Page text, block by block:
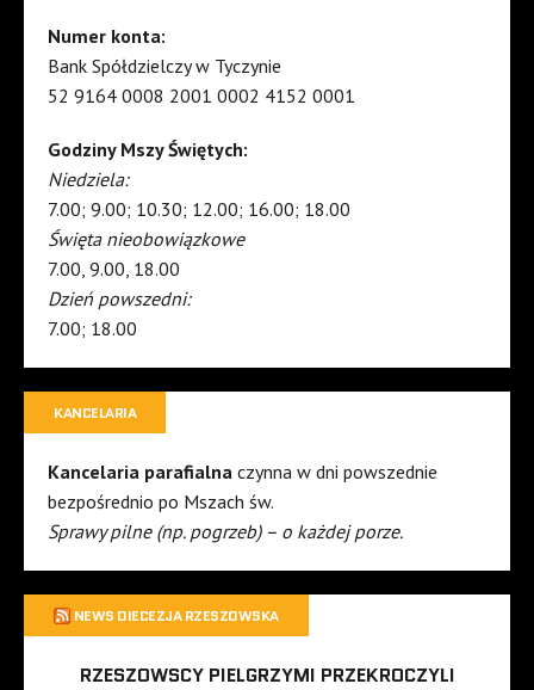
Numer konta:
Bank Spółdzielczy w Tyczynie
52 9164 0008 2001 0002 4152 0001
Godziny Mszy Świętych:
Niedziela:
7.00; 9.00; 10.30; 12.00; 16.00; 18.00
Święta nieobowiązkowe
7.00, 9.00, 18.00
Dzień powszedni:
7.00; 18.00
KANCELARIA
Kancelaria parafialna czynna w dni powszednie
bezpośrednio po Mszach św.
Sprawy pilne (np. pogrzeb) – o każdej porze.
NEWS DIECEZJA RZESZOWSKA
RZESZOWSCY PIELGRZYMI PRZEKROCZYLI